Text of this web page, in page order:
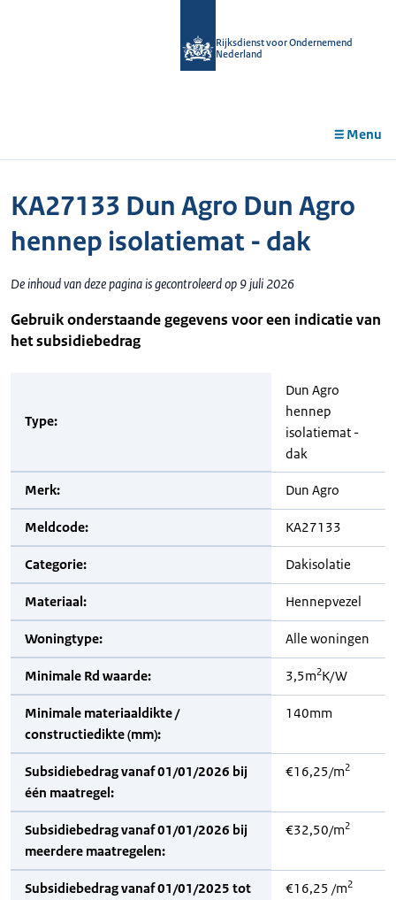
Rijksdienst voor Ondernemend
Nederland
Menu
KA27133 Dun Agro Dun Agro
hennep isolatiemat - dak
De inhoud van deze pagina is gecontroleerd op 9 juli 2026
Gebruik onderstaande gegevens voor een indicatie van
het subsidiebedrag
Type:
Dun Agro
hennep
isolatiemat -
dak
Merk: Dun Agro
Meldcode: KA27133
Categorie: Dakisolatie
Materiaal: Hennepvezel
Woningtype: Alle woningen
Minimale Rd waarde: 3,5m2K/W
Minimale materiaaldikte /
constructiedikte (mm):
140mm
Subsidiebedrag vanaf 01/01/2026 bij
één maatregel:
€16,25/m2
Subsidiebedrag vanaf 01/01/2026 bij
meerdere maatregelen:
€32,50/m2
Subsidiebedrag vanaf 01/01/2025 tot
€16,25 /m2